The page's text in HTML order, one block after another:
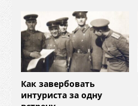
Как завербовать
интуриста за одну